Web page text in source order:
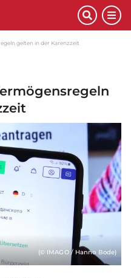
gelten in der Karenzzeit
(© IMAGO / Hanno Bode)